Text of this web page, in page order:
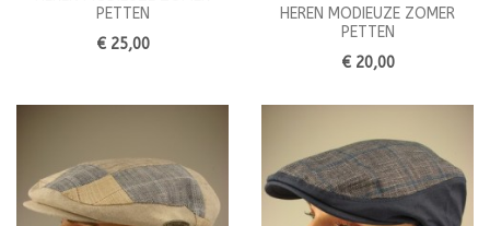
PETTEN
€ 25,00
HEREN MODIEUZE ZOMER
PETTEN
€ 20,00